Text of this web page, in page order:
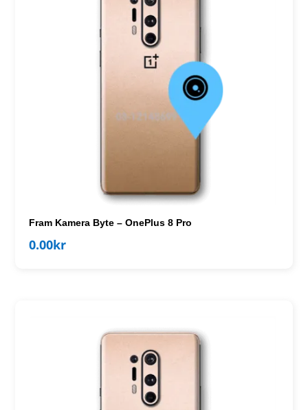
Fram Kamera Byte – OnePlus 8 Pro
0.00kr